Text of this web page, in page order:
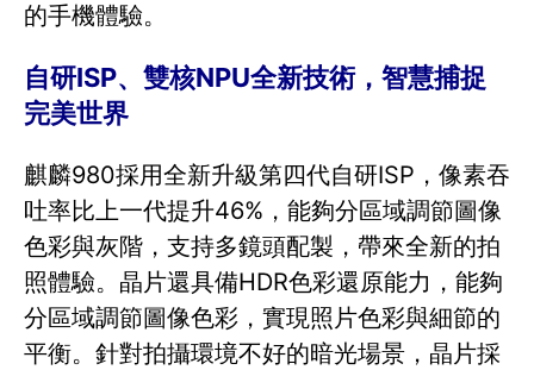
的手機體驗。
自研ISP、雙核NPU全新技術，智慧捕捉
完美世界
麒麟980採用全新升級第四代自研ISP，像素吞
吐率比上一代提升46%，能夠分區域調節圖像
色彩與灰階，支持多鏡頭配製，帶來全新的拍
照體驗。晶片還具備HDR色彩還原能力，能夠
分區域調節圖像色彩，實現照片色彩與細節的
平衡。針對拍攝環境不好的暗光場景，晶片採